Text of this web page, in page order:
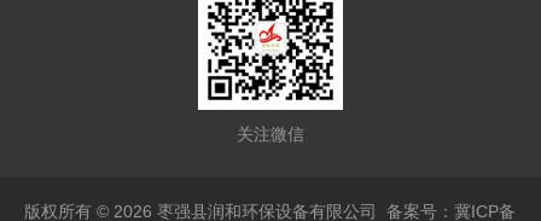
关注微信
版权所有 © 2026 枣强县润和环保设备有限公司备案号：冀ICP备